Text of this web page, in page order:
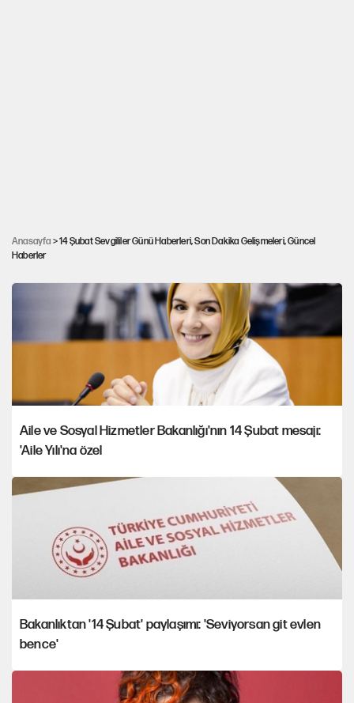
Anasayfa > 14 Şubat Sevgililer Günü Haberleri, Son Dakika Gelişmeleri, Güncel
Haberler
İmamoğlu'ndan Dilek İmamoğlu'na 'Sevgililer
Günü' mesajı
Aile ve Sosyal Hizmetler Bakanlığı'nın 14 Şubat mesajı:
'Aile Yılı'na özel
Bakanlıktan '14 Şubat' paylaşımı: 'Seviyorsan git evlen
bence'